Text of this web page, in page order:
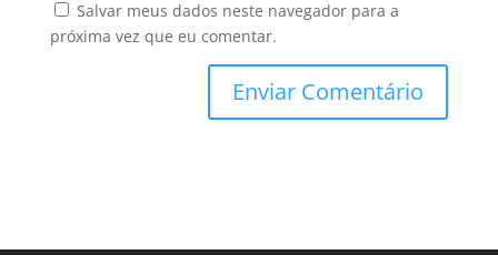
Salvar meus dados neste navegador para a
próxima vez que eu comentar.